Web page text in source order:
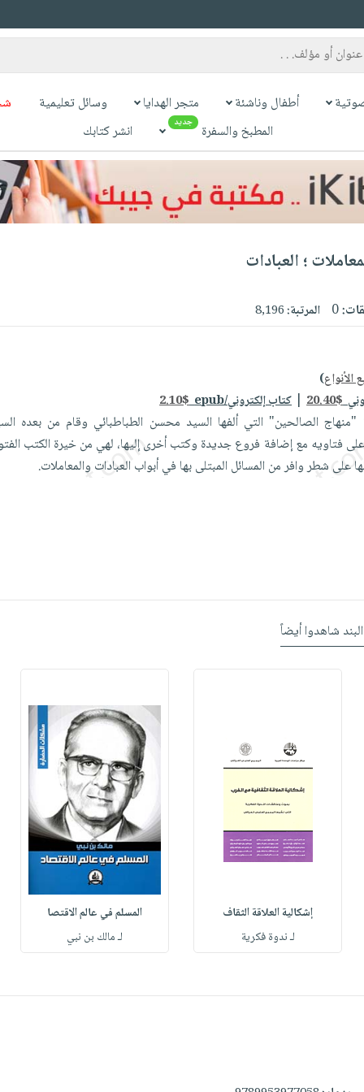
أطفال وناشئة متجر الهدايا وسائل تعليمية
المطبخ والسفرة
جديد انشر كتابك
؛ العبادات
0 المرتبة:8,196
الأنواع)
20.40$
| كتاب إلكتروني/epub 2.10$
"منهاج الصالحين" التي ألفها السيد محسن الطباطبائي وقام من بعده
فتاويه مع إضافة فروع جديدة وكتب أخرى إليها، لهي من خيرة الكتب
على شطر وافر من المسائل المبتلى بها في أبواب العبادات والمعاملات.
شاهدوا أيضاً
إشكالية العلاقة الثقاف
لـ ندوة فكرية
المسلم في عالم الاقتصا
لـ مالك بن نبي